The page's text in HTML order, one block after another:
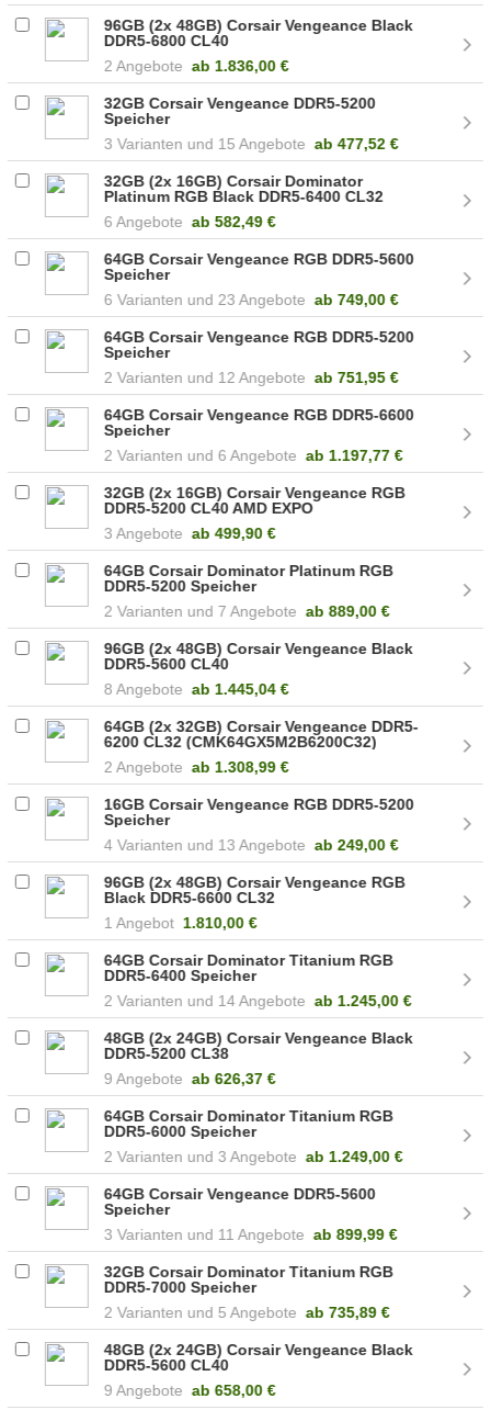
96GB (2x 48GB) Corsair Vengeance Black
DDR5-6800 CL40
2 Angebote ab 1.836,00 €
32GB Corsair Vengeance DDR5-5200
Speicher
3
15 Angebote ab477,52 €
32GB (2x 16GB) Corsair Dominator
Platinum RGB Black DDR5-6400 CL32
6 Angebote ab 582,49 €
64GB Corsair Vengeance RGB DDR5-5600
Speicher
6
23 Angebote ab 749,00 €
64GB Corsair Vengeance RGB DDR5-5200
Speicher
2
12 Angebote ab 751,95 €
64GB Corsair Vengeance RGB DDR5-6600
Speicher
2
6 Angebote ab 1.197,77 €
32GB (2x 16GB) Corsair Vengeance RGB
DDR5-5200 CL40 AMD EXPO
3 Angebote ab499,90 €
64GB Corsair Dominator Platinum RGB
DDR5-5200 Speicher
2
7 Angebote ab 889,00 €
96GB (2x 48GB) Corsair Vengeance Black
DDR5-5600 CL40
8 Angebote ab 1.445,04 €
64GB (2x 32GB) Corsair Vengeance DDR5-
6200 CL32 (CMK64GX5M2B6200C32)
2 Angebote ab 1.308,99 €
16GB Corsair Vengeance RGB DDR5-5200
Speicher
4
13 Angebote ab 249,00 €
96GB (2x 48GB) Corsair Vengeance RGB
Black DDR5-6600 CL32
1 Angebot 1.810,00 €
64GB Corsair Dominator Titanium RGB
DDR5-6400 Speicher
2
14 Angebote ab 1.245,00 €
48GB (2x 24GB) Corsair Vengeance Black
DDR5-5200 CL38
9 Angebote ab 626,37 €
64GB Corsair Dominator Titanium RGB
DDR5-6000 Speicher
2
3 Angebote ab 1.249,00 €
64GB Corsair Vengeance DDR5-5600
Speicher
3
11 Angebote ab 899,99 €
32GB Corsair Dominator Titanium RGB
DDR5-7000 Speicher
2
5 Angebote ab 735,89 €
48GB (2x 24GB) Corsair Vengeance Black
DDR5-5600 CL40
9 Angebote ab 658,00 €